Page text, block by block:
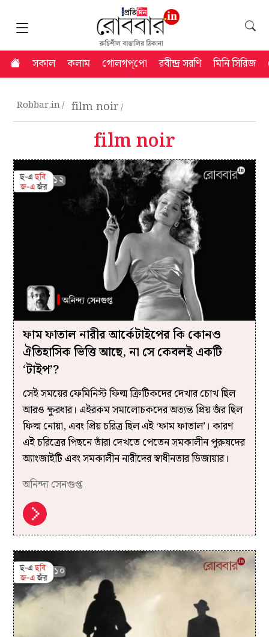
সকাল কলাম গোলগপ্‌পো রবীন্দ্র সরণি মিনি সিরিজ
Robbar.in film noir
film noir
ফাম ফাতাল নারীর আর্কেটাইপের কি কোনও
ঐতিহাসিক ভিত্তি আছে, না সে কেবলই একটি
‘টাইপ’?
সেই সময়ের ফেমিনিস্ট ফিল্ম ক্রিটিকদের দেখার চোখ ছিল
আরও ক্ষুরধার। এইরকম সমালোচকদের অত্যন্ত প্রিয় জঁর ছিল
ফিল্ম নোয়া, এবং প্রিয় চরিত্র ছিল এই ‘ফাম ফাতাল’। কারণ
এই চরিত্রের পিছনে তাঁরা দেখতে পেতেন সমকালীন পুরুষদের
অ্যাংজাইটি এবং সমকালীন নারীদের স্বাধীনতার ডিজায়ার।
অনিন্দ্য সেনগুপ্ত